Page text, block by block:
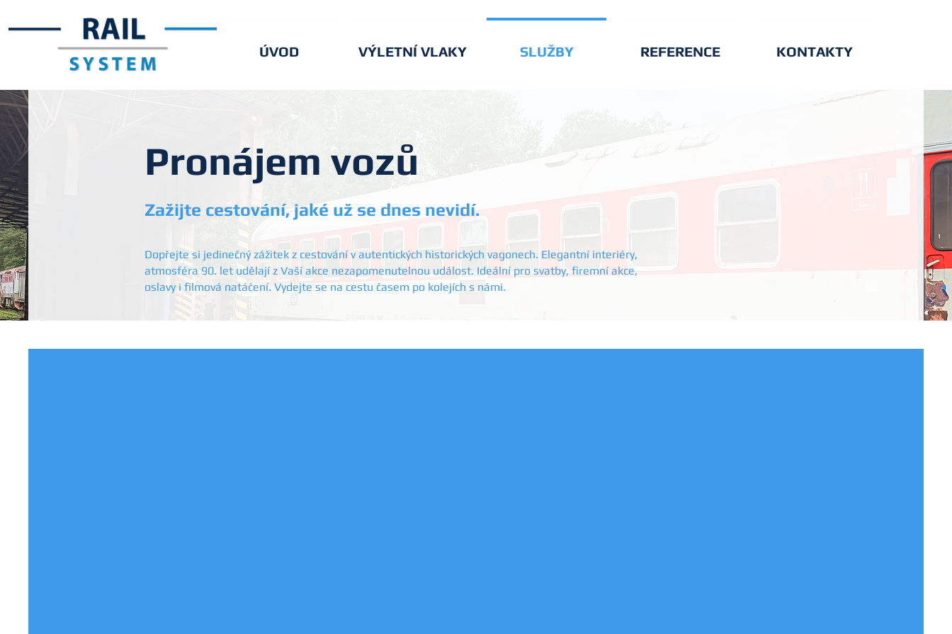
ÚVOD VÝLETNÍ VLAKY SLUŽBY REFERENCE KONTAKTY
Pronájem vozů
Zažijte cestování, jaké už se dnes nevidí.
Dopřejte si jedinečný zážitek z cestování v autentických historických vagonech. Elegantní interiéry,
atmosféra 90. let udělají z Vaší akce nezapomenutelnou událost. Ideální pro svatby, firemní akce,
oslavy i filmová natáčení. Vydejte se na cestu časem po kolejích s námi.